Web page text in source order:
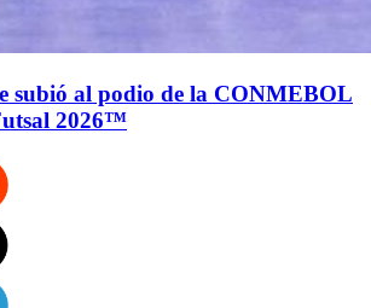
subió al podio de la CONMEBOL
2026™